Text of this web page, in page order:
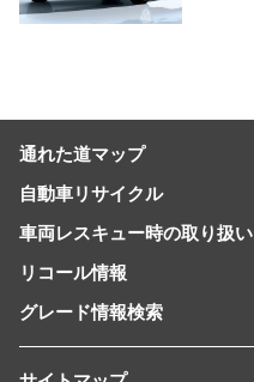
通れた道マップ
自動車リサイクル
車両レスキュー時の取り扱い
リコール情報
グレード情報検索